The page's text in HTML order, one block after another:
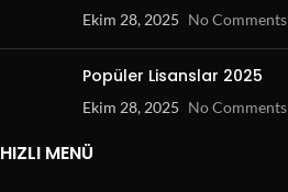
Ekim 28, 2025 No Comments
Popüler Lisanslar 2025
Ekim 28, 2025 No Comments
HIZLI MENÜ